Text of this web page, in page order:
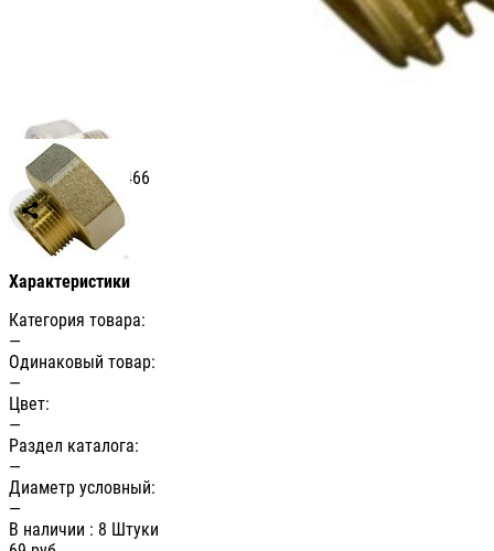
Артикул: СВ006466
Сравнить
Характеристики
Категория товара:
—
Одинаковый товар:
—
Цвет:
—
Раздел каталога:
—
Диаметр условный:
—
В наличии : 8 Штуки